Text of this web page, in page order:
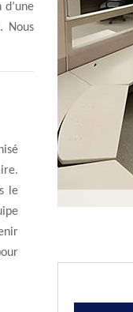
Nous
le